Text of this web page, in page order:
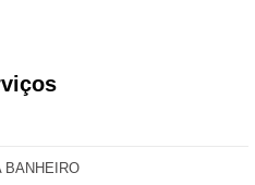
BANHEIRO